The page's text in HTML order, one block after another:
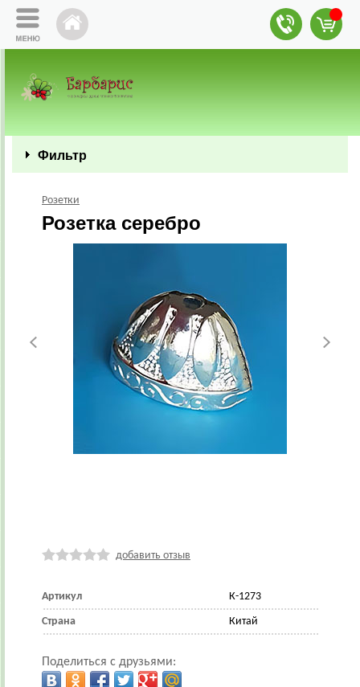
Фильтр
Розетки
Розетка серебро
добавить отзыв
Артикул К-1273
Страна Китай
Поделиться с друзьями: